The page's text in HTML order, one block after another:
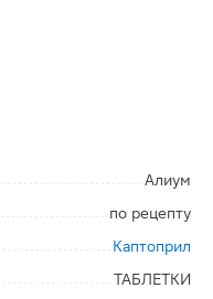
Алиум
по рецепту
Каптоприл
ТАБЛЕТКИ